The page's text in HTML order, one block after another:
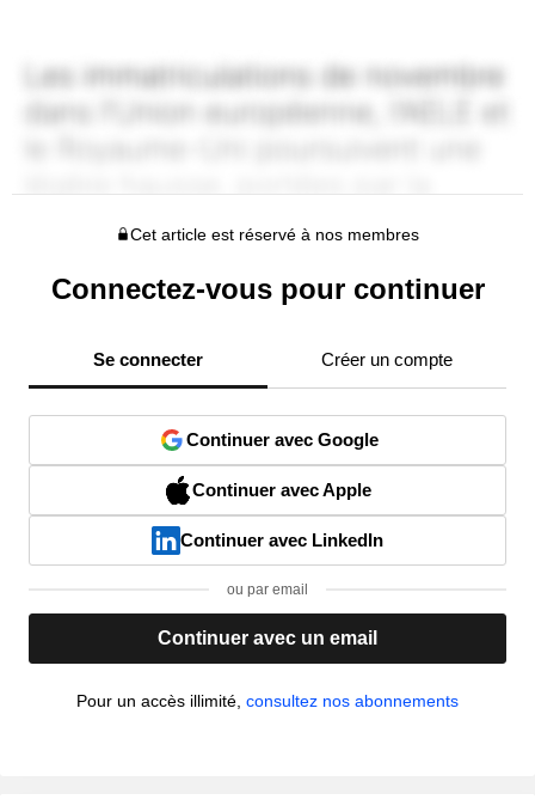
Cet article est réservé à nos membres
Connectez-vous pour continuer
Se connecter Créer un compte
Continuer avec Google
Continuer avec Apple
Continuer avec LinkedIn
ou par email
Continuer avec un email
Pour un accès illimité, consultez nos abonnements